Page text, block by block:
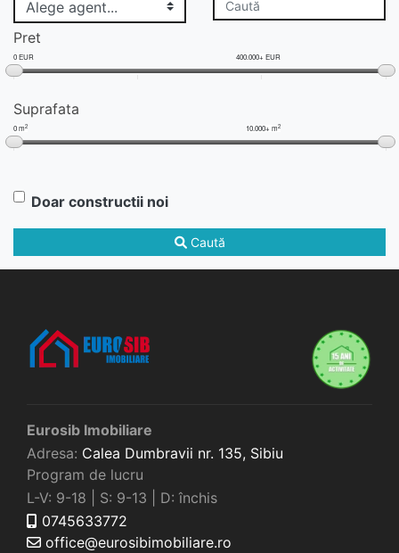
Pret
0 EUR 400.000+ EUR
Suprafata
0 m2 10.000+ m2
Doar constructii noi
Caută
Eurosib Imobiliare
Adresa: Calea Dumbravii nr. 135, Sibiu
Program de lucru
L-V: 9-18 | S: 9-13 | D: închis
0745633772
office@eurosibimobiliare.ro